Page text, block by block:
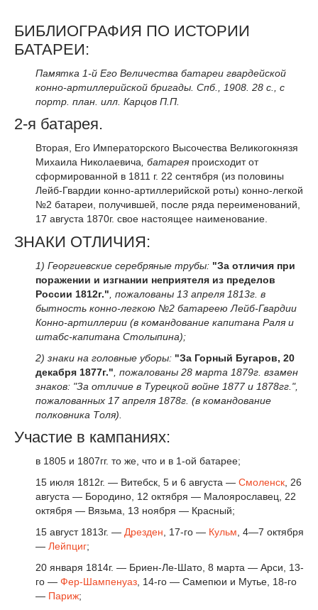
БИБЛИОГРАФИЯ ПО ИСТОРИИ
БАТАРЕИ:
Памятка 1-й Его Величества батареи гвардейской
конно-артиллерийской бригады. Спб., 1908. 28 с., с
портр. план. илл. Карцов П.П.
2-я батарея.
Вторая, Его Императорского Высочества Великогокнязя
Михаила Николаевича, батарея происходит от
сформированной в 1811 г. 22 сентября (из половины
Лейб-Гвардии конно-артиллерийской роты) конно-легкой
№2 батареи, получившей, после ряда переименований,
17 августа 1870г. свое настоящее наименование.
ЗНАКИ ОТЛИЧИЯ:
1) Георгиевские серебряные трубы: "За отличия при
поражении и изгнании неприятеля из пределов
России 1812г." , пожалованы 13 апреля 1813г. в
бытность конно-легкою №2 батареею Лейб-Гвардии
Конно-артиллерии (в командование капитана Раля и
штабс-капитана Столыпина);
2) знаки на головные уборы: "За Горный Бугаров, 20
декабря 1877г." , пожалованы 28 марта 1879г. взамен
знаков: "За отличие в Турецкой войне 1877 и 1878гг.",
пожалованных 17 апреля 1878г. (в командование
полковника Толя).
Участие в кампаниях:
в 1805 и 1807гг. то же, что и в 1-ой батарее;
15 июля 1812г. — Витебск, 5 и 6 августа — Смоленск , 26
августа — Бородино, 12 октября — Малоярославец, 22
октября — Вязьма, 13 ноября — Красный;
15 август 1813г. — Дрезден , 17-го — Кульм , 4—7 октября
— Лейпциг;
20 января 1814г. — Бриен-Ле-Шато, 8 марта — Арси, 13-
го — Фер-Шампенуаз , 14-го — Самепюи и Мутье, 18-го
— Париж;